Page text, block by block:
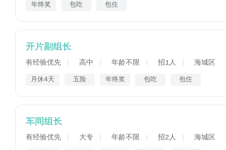
年终奖 包吃 包住
开片副组长
有经验优先 高中 年龄不限 招1人 海城区
月休4天 五险 年终奖 包吃 包住
车间组长
有经验优先 大专 年龄不限 招2人 海城区